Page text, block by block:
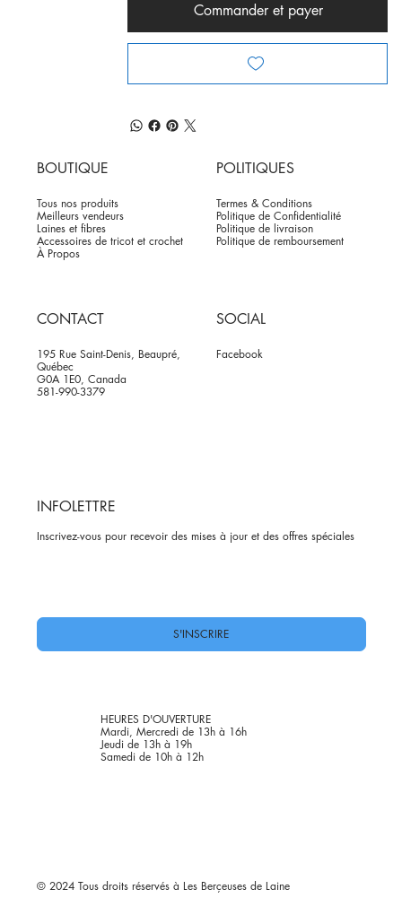
Commander et payer
BOUTIQUE
Tous nos produits
Meilleurs vendeurs
Laines et fibres
Accessoires de tricot et crochet
À Propos
POLITIQUES
Termes & Conditions
Politique de Confidentialité
Politique de livraison
Politique de remboursement
CONTACT
195 Rue Saint-Denis, Beaupré,
Québec
G0A 1E0, Canada
581-990-3379
SOCIAL
Facebook
INFOLETTRE
Inscrivez-vous pour recevoir des mises à jour et des offres spéciales
S'INSCRIRE
HEURES D'OUVERTURE
Mardi, Mercredi de 13h à 16h
Jeudi de 13h à 19h
Samedi de 10h à 12h
© 2024 Tous droits réservés à Les Berçeuses de Laine